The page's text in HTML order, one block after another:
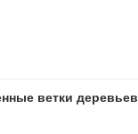
ветки деревьев